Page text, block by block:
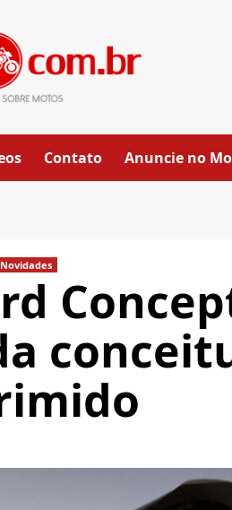
Contato Anuncie no
Novidades